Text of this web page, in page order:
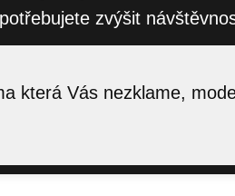
zvýšit
která Vás nezklame,